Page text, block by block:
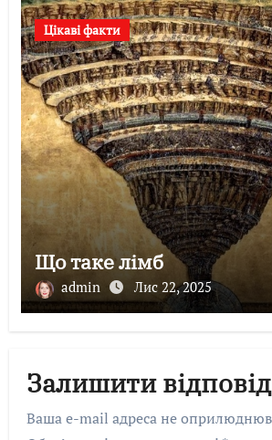
Цікаві факти
Що таке лімб
admin Лис 22, 2025
Залишити
Ваша e-mail адреса не